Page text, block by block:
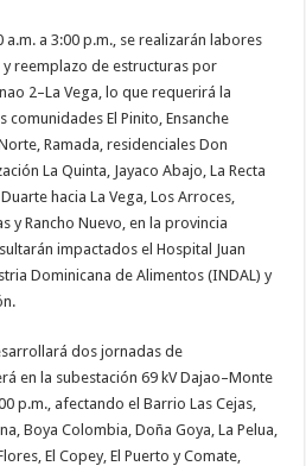
a.m. a 3:00 p.m., se realizarán labores
reemplazo de estructuras por
2–La Vega, lo que requerirá la
El Pinito, Ensanche
Ramada, residenciales Don
La Quinta, Jayaco Abajo, La Recta
hacia La Vega, Los Arroces,
y Rancho Nuevo, en la provincia
impactados el Hospital Juan
Dominicana de Alimentos (INDAL) y
dos jornadas de
en la subestación 69 kV Dajao–Monte
p.m., afectando el Barrio Las Cejas,
Boya Colombia, Doña Goya, La Pelua,
El Copey, El Puerto y Comate,